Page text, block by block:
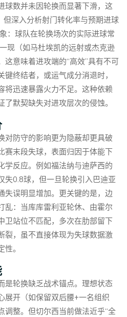
球数并未因轮换而显著下滑，这
但深入分析射门转化率与预期进球
：球队在轮换场次的实际进球常
现（如马杜埃凯的远射或杰克逊
这意味着进攻端的“高效”具有不可
终结者，或运气成分消退时，
将迅速暴露火力不足。这种依赖
默契缺失对进攻层次的侵蚀。
对防守的影响更为隐蔽却更具破
赛末段失球，表面归因于体能下
学反应。例如福法纳与迪萨西的
失0.8球，但一旦轮换引入巴迪亚
失误明显增加。更关键的是，边
乱：当库库雷利亚轮休、由霍尔
卫站位不匹配，多次在肋部留下
裂，虽不直接体现为失球数据激
。
是轮换缺乏战术锚点。理想状态
展开（如保留双后腰+一名组织
调整。但切尔西当前做法近乎“全